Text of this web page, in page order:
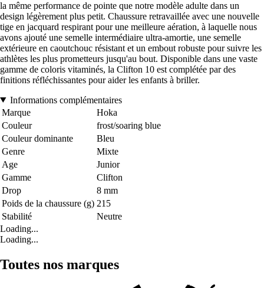
la même performance de pointe que notre modèle adulte dans un
design légèrement plus petit. Chaussure retravaillée avec une nouvelle
tige en jacquard respirant pour une meilleure aération, à laquelle nous
avons ajouté une semelle intermédiaire ultra-amortie, une semelle
extérieure en caoutchouc résistant et un embout robuste pour suivre les
athlètes les plus prometteurs jusqu'au bout. Disponible dans une vaste
gamme de coloris vitaminés, la Clifton 10 est complétée par des
finitions réfléchissantes pour aider les enfants à briller.
Informations complémentaires
Marque
Hoka
Couleur
frost/soaring blue
Couleur dominante
Bleu
Genre
Mixte
Age
Junior
Gamme
Clifton
Drop
8 mm
Poids de la chaussure (g) 215
Stabilité
Neutre
Loading...
Loading...
Toutes nos marques